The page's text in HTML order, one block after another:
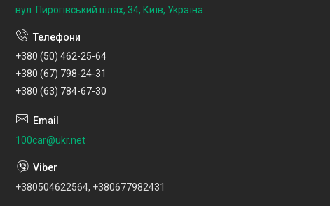
вул. Пирогівський шлях, 34, Київ, Україна
+380 (50) 462-25-64
+380 (67) 798-24-31
+380 (63) 784-67-30
100car@ukr.net
+380504622564, +380677982431